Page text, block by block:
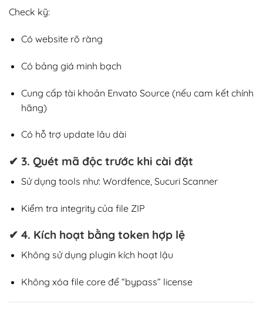
Check kỹ:
Có website rõ ràng
Có bảng giá minh bạch
Cung cấp tài khoản Envato Source (nếu cam kết chính
hãng)
Có hỗ trợ update lâu dài
✔ 3. Quét mã độc trước khi cài đặt
Sử dụng tools như: Wordfence, Sucuri Scanner
Kiểm tra integrity của file ZIP
✔ 4. Kích hoạt bằng token hợp lệ
Không sử dụng plugin kích hoạt lậu
Không xóa file core để “bypass” license